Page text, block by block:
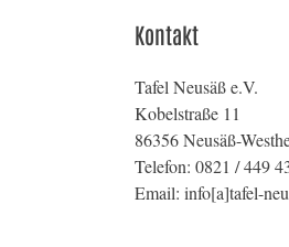
Kontakt
Tafel Neusäß e.V.
Kobelstraße 11
86356 Neusäß-
Telefon: 0821 / 449
Email: info[a]tafel-